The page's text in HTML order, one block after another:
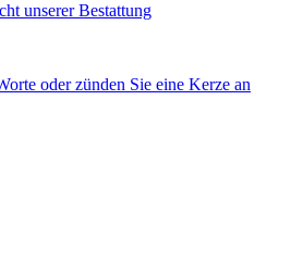
unserer Bestattung
oder zünden Sie eine Kerze an